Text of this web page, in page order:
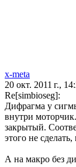
x-meta
20 окт. 2011 г.,
Re[simbioseg]:
Дифрагма у
внутри
закрытый.
этого не
А на макро без